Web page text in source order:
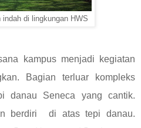
indah di lingkungan HWS
kampus menjadi kegiatan
Bagian terluar kompleks
danau Seneca yang cantik.
berdiri di atas tepi danau.